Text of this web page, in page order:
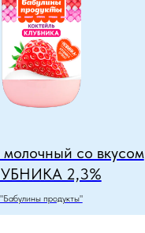
молочный со вкусом
2,3%
"Бабулины продукты"